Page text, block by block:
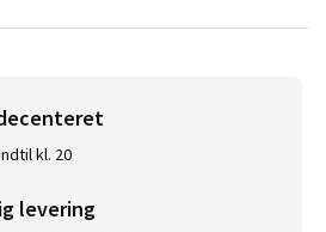
kl. 20
levering